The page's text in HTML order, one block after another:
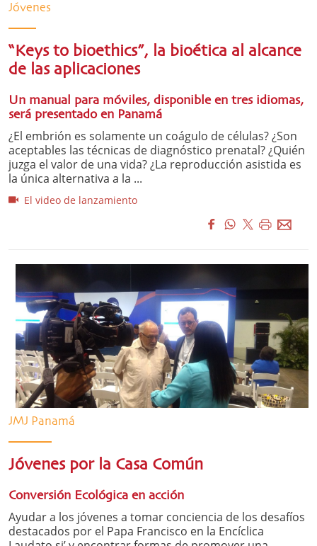
Jóvenes
“Keys to bioethics”, la bioética al alcance
de las aplicaciones
Un manual para móviles, disponible en tres idiomas,
será presentado en Panamá
¿El embrión es solamente un coágulo de células? ¿Son
aceptables las técnicas de diagnóstico prenatal? ¿Quién
juzga el valor de una vida? ¿La reproducción asistida es
la única alternativa a la ...
El video de lanzamiento
JMJ Panamá
Jóvenes por la Casa Común
Conversión Ecológica en acción
Ayudar a los jóvenes a tomar conciencia de los desafíos
destacados por el Papa Francisco en la Encíclica